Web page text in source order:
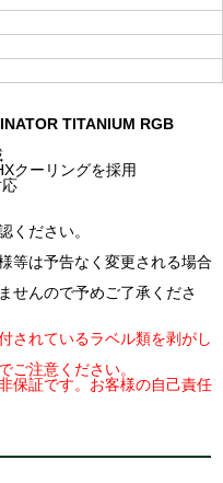
TITANIUM RGB
クーリングを採用
ください。
等は予告なく変更される場合
んので予めご了承くださ
されているラベル類を剥がし
注意ください。
保証です。お客様の自己責任